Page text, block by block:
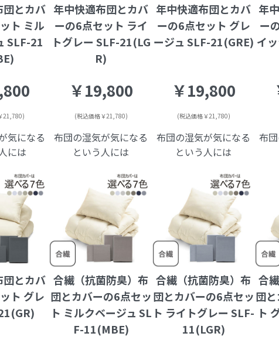
団とカバ
ト ミル
SLF-21
21,780)
気になる
には
年中快適布団とカバ
ーの6点セット ライ
トグレー SLF-21(LG
R)
￥19,800
(税込価格￥21,780)
布団の湿気が気になる
という人には
年中快適布団とカバ
ーの6点セット グレ
ージュ SLF-21(GRE)
￥19,800
(税込価格￥21,780)
布団の湿気が気になる
という人には
年
ー
イ
布
団とカバ
ト グレ
合繊（抗菌防臭）布
団とカバーの6点セッ
ト ミルクベージュ SL
F-11(MBE)
合繊（抗菌防臭）布
団とカバーの6点セッ
ト ライトグレー SLF-
11(LGR)
合
団
ト